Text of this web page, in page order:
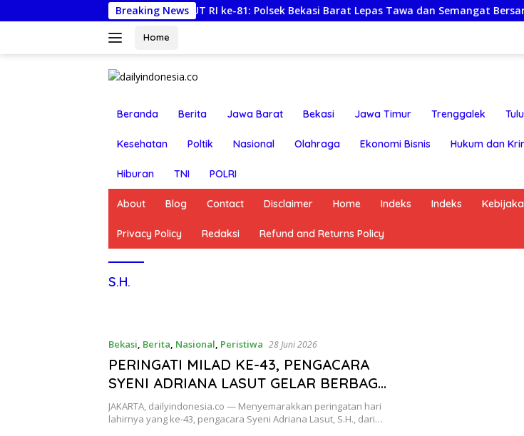
ke
Breaking News
Semarak HUT RI ke-81: Polsek Bekasi Barat Lepas Tawa dan Semangat Bersama Warga
Home
Beranda Berita Jawa Barat Bekasi Jawa Timur Trenggalek
Kesehatan Poltik Nasional Olahraga Ekonomi Bisnis Hukum dan
Hiburan TNI POLRI
About Blog Contact Disclaimer Home Indeks Indeks
Privacy Policy Redaksi Refund and Returns Policy
S.H.
Bekasi, Berita, Nasional, Peristiwa 28 Juni 2026
PERINGATI MILAD KE-43, PENGACARA
SYENI ADRIANA LASUT GELAR BERBAGI
KEBAHAGIAAN BERSAMA ANAK YATIM DI
TEBET
JAKARTA, dailyindonesia.co — Menyemarakkan peringatan hari
lahirnya yang ke-43, pengacara Syeni Adriana Lasut, S.H., dari…